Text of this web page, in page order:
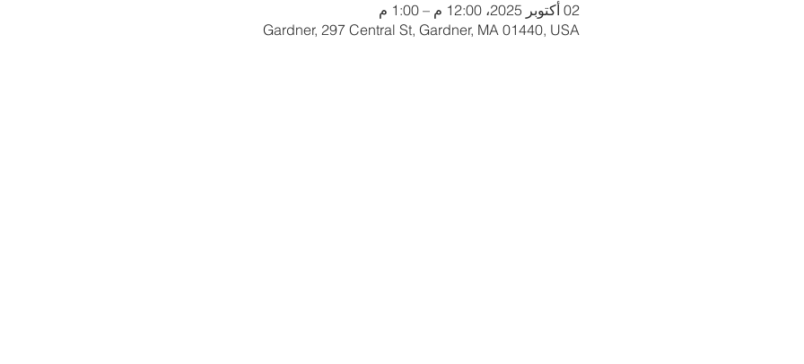
02 أكتوبر 2025، 12:00 م – 1:00 م
Gardner, 297 Central St, Gardner, MA 01440, USA